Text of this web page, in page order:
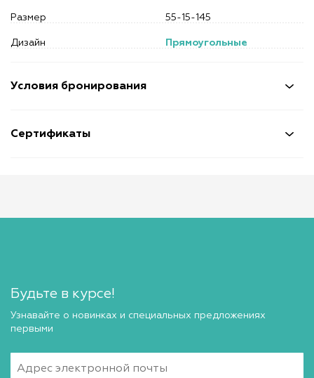
Условия бронирования
Сертификаты
Размер 55-15-145
Дизайн Прямоугольные
Будьте в курсе!
Узнавайте о новинках и специальных предложениях
первыми